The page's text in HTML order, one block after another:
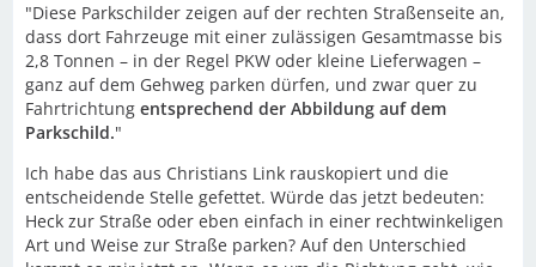
"Diese Parkschilder zeigen auf der rechten Straßenseite an,
dass dort Fahrzeuge mit einer zulässigen Gesamtmasse bis
2,8 Tonnen – in der Regel PKW oder kleine Lieferwagen –
ganz auf dem Gehweg parken dürfen, und zwar quer zu
Fahrtrichtung entsprechend der Abbildung auf dem
Parkschild."
Ich habe das aus Christians Link rauskopiert und die
entscheidende Stelle gefettet. Würde das jetzt bedeuten:
Heck zur Straße oder eben einfach in einer rechtwinkeligen
Art und Weise zur Straße parken? Auf den Unterschied